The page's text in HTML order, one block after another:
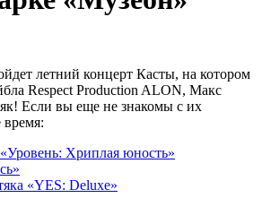
летний концерт Касты, на котором
Respect Produсtion ALON, Макс
Если вы еще не знакомы с их
Хриплая юность»
«YES: Deluxe»